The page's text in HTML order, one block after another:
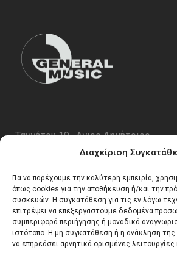
Διαχείριση
Για να παρέχουμε την καλύτερη εμπειρία,
όπως cookies για την αποθήκευση ή/και την
συσκευών. Η συγκατάθεση για τις εν λόγω
επιτρέψει να επεξεργαστούμε δεδομένα
συμπεριφορά περιήγησης ή μοναδικά
ιστότοπο. Η μη συγκατάθεση ή η ανάκληση
να επηρεάσει αρνητικά ορισμένες
Ταυγέτου 19 , Αγιος Δημήτριος
email:info@generalmusic.gr
Ωρες Λειτουργίας:
Δευτέρα – Παρασκευή 10:00 – 17:00